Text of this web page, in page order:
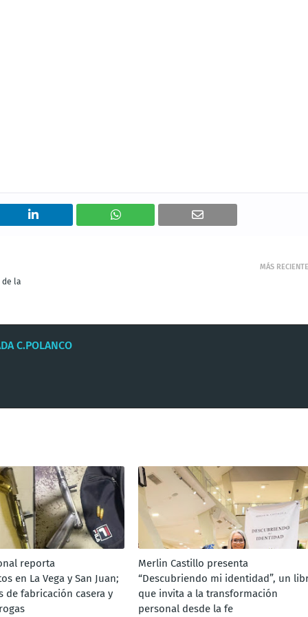
MÁS RECIENTE
de la
C.POLANCO
reporta
en La Vega y San Juan;
de fabricación casera y
Merlin Castillo presenta
“Descubriendo mi identidad”, un
que invita a la transformación
personal desde la fe